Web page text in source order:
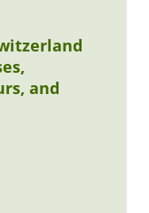
and